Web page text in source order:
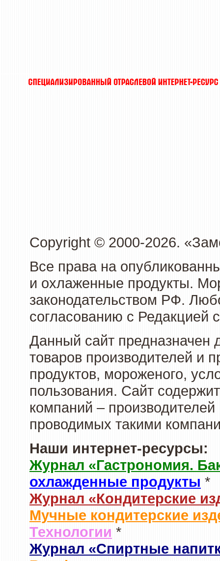
Copyright © 2000-2026.
Все права на
и охлаженные продукты.
законодательством РФ.
согласованию с Редакцией
Данный сайт предназначен
товаров производителей и
продуктов, мороженого,
пользования. Сайт
компаний –
проводимых такими
Наши интернет-ресурсы:
Журнал «Гастрономия.
охлажденные продукты *
Журнал «Кондитерские
Мучные кондитерские
Технологии *
Журнал «Спиртные